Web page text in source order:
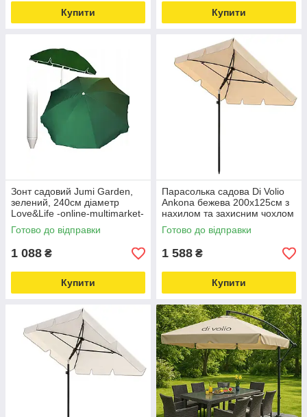
Купити Купити
Зонт садовий Jumi Garden,
зелений, 240см діаметр
Love&Life -online-multimarket-
Готово до відправки
1 088 ₴
Купити
Парасолька садова Di Volio
Ankona бежева 200х125см з
нахилом та захисним чохлом
Love&Life -online-multimarket-
Готово до відправки
1 588 ₴
Купити